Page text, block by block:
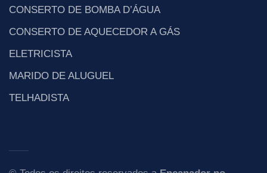
CONSERTO DE BOMBA D’ÁGUA
CONSERTO DE AQUECEDOR A GÁS
ELETRICISTA
MARIDO DE ALUGUEL
TELHADISTA